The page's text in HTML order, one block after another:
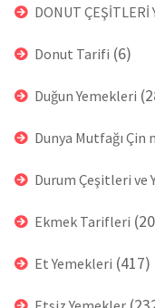
DONUT ÇEŞİTLERİ
Donut Tarifi (6)
Duğun Yemekleri
Dunya Mutfağı Çin
Durum Çeşitleri ve
Ekmek Tarifleri
Et Yemekleri (417)